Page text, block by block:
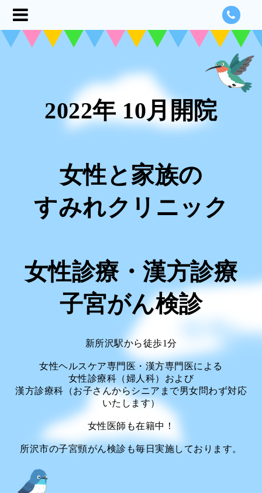
2022年 10月開院
女性と家族の
すみれクリニック
女性診療・漢方診療
子宮がん検診
新所沢駅から徒歩1分
女性ヘルスケア専門医・漢方専門医による
女性診療科（婦人科）および
漢方診療科（お子さんからシニアまで男女問わず対応
いたします）
女性医師も在籍中！
所沢市の子宮頸がん検診も毎日実施しております。